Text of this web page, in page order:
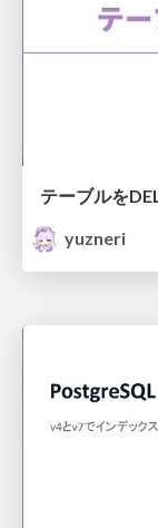
テーブルを
yuzneri